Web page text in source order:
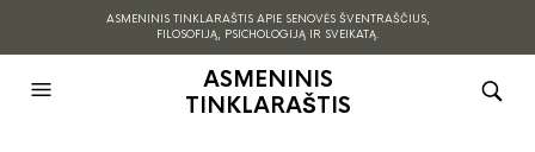
ASMENINIS TINKLARAŠTIS APIE SENOVĖS ŠVENTRAŠČIUS,
FILOSOFIJĄ, PSICHOLOGIJĄ IR SVEIKATĄ.
ASMENINIS
TINKLARAŠTIS